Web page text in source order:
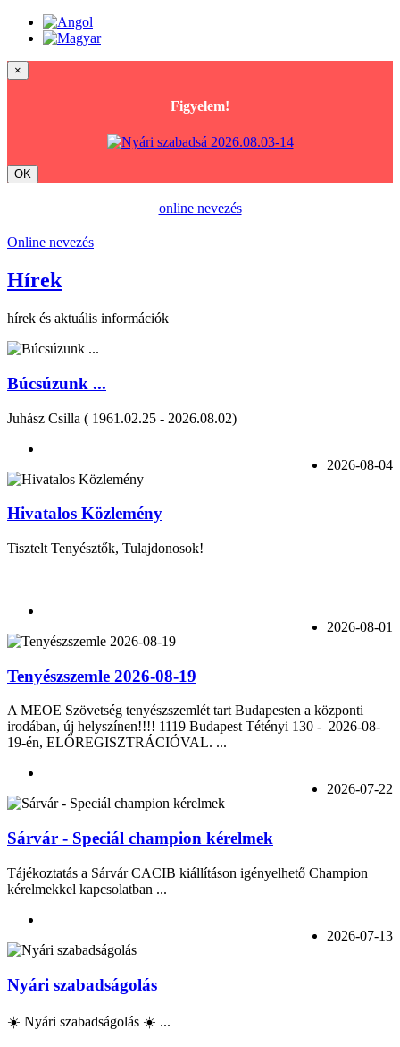
×
Figyelem!
OK
online nevezés
Online nevezés
Hírek
hírek és aktuális információk
Búcsúzunk ...
Juhász Csilla ( 1961.02.25 - 2026.08.02)
2026-08-04
Hivatalos Közlemény
Tisztelt Tenyésztők, Tulajdonosok!
2026-08-01
Tenyészszemle 2026-08-19
A MEOE Szövetség tenyészszemlét tart Budapesten a központi
irodában, új helyszínen!!!! 1119 Budapest Tétényi 130 - 2026-08-
19-én, ELŐREGISZTRÁCIÓVAL. ...
2026-07-22
Sárvár - Speciál champion kérelmek
Tájékoztatás a Sárvár CACIB kiállításon igényelhető Champion
kérelmekkel kapcsolatban ...
2026-07-13
Nyári szabadságolás
☀️ Nyári szabadságolás ☀️ ...